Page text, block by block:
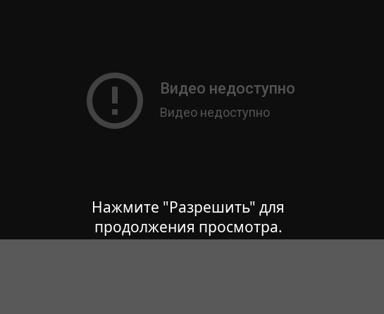
Нажмите "Разрешить" для
продолжения просмотра.